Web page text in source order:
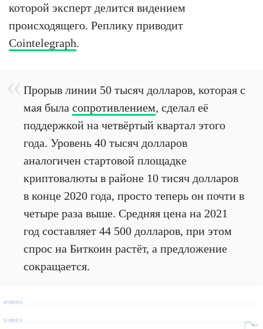
которой эксперт делится видением
происходящего. Реплику приводит
Cointelegraph.
Прорыв линии 50 тысяч долларов, которая с
мая была сопротивлением, сделал её
поддержкой на четвёртый квартал этого
года. Уровень 40 тысяч долларов
аналогичен стартовой площадке
криптовалюты в районе 10 тисяч долларов
в конце 2020 года, просто теперь он почти в
четыре раза выше. Средняя цена на 2021
год составляет 44 500 долларов, при этом
спрос на Биткоин растёт, а предложение
сокращается.